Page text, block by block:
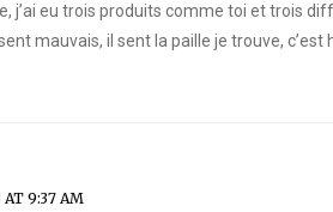
j’ai eu trois produits comme toi et trois
mauvais, il sent la paille je trouve, c’est
AT 9:37 AM